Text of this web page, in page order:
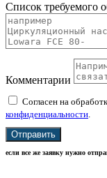
Список требуемого
Комментарии
Согласен на
конфиденциальности.
Отправить
если все же заявку нужно